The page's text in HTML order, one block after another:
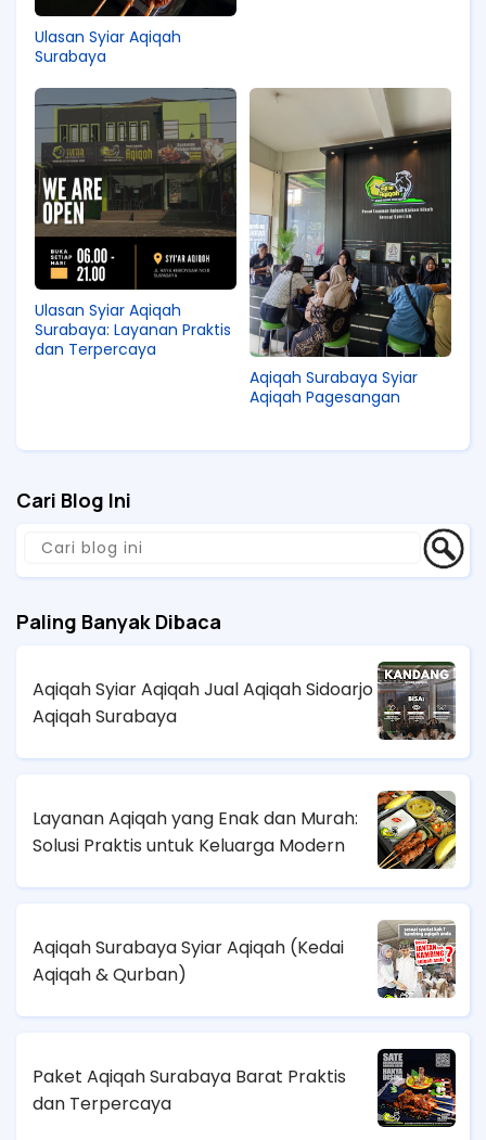
Ulasan Syiar Aqiqah
Surabaya
Ulasan Syiar Aqiqah
Surabaya: Layanan Praktis
dan Terpercaya
Aqiqah Surabaya Syiar
Aqiqah Pagesangan
Cari Blog Ini
Paling Banyak Dibaca
Aqiqah Syiar Aqiqah Jual Aqiqah Sidoarjo
Aqiqah Surabaya
Layanan Aqiqah yang Enak dan Murah:
Solusi Praktis untuk Keluarga Modern
Aqiqah Surabaya Syiar Aqiqah (Kedai
Aqiqah & Qurban)
Paket Aqiqah Surabaya Barat Praktis
dan Terpercaya